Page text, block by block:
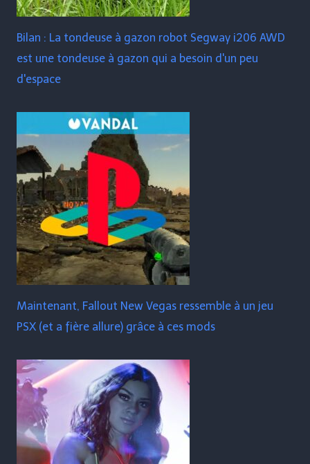
Bilan : La tondeuse à gazon robot Segway i206 AWD
est une tondeuse à gazon qui a besoin d'un peu
d'espace
Maintenant, Fallout New Vegas ressemble à un jeu
PSX (et a fière allure) grâce à ces mods